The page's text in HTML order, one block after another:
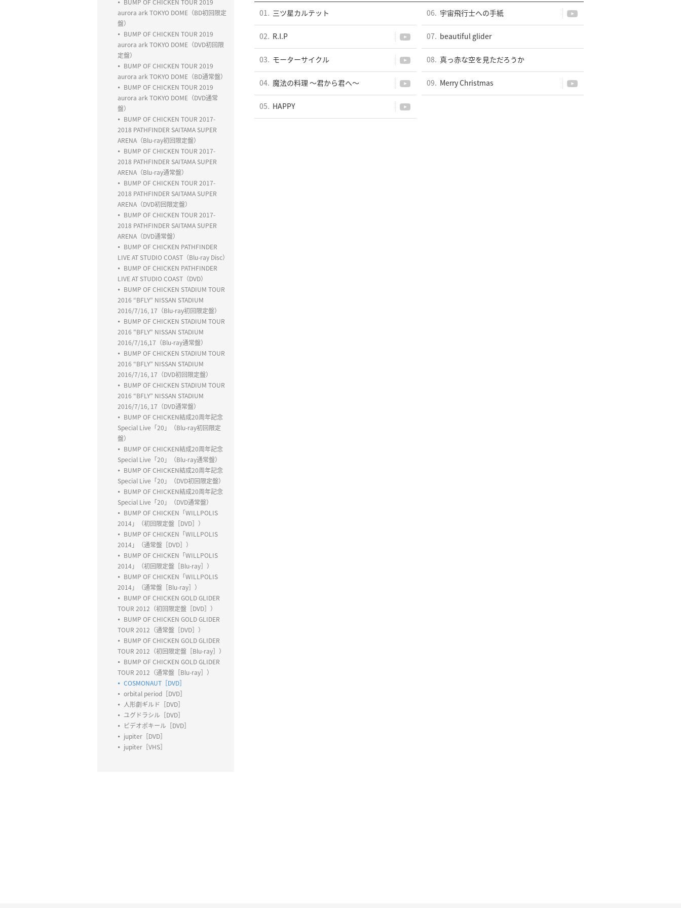
BUMP OF CHICKEN TOUR 2019
aurora ark TOKYO DOME（BD初回限定
盤）
BUMP OF CHICKEN TOUR 2019
aurora ark TOKYO DOME（DVD初回限
定盤）
BUMP OF CHICKEN TOUR 2019
aurora ark TOKYO DOME（BD通常盤）
BUMP OF CHICKEN TOUR 2019
aurora ark TOKYO DOME（DVD通常
盤）
BUMP OF CHICKEN TOUR 2017-
2018 PATHFINDER SAITAMA SUPER
ARENA（Blu-ray初回限定盤）
BUMP OF CHICKEN TOUR 2017-
2018 PATHFINDER SAITAMA SUPER
ARENA（Blu-ray通常盤）
BUMP OF CHICKEN TOUR 2017-
2018 PATHFINDER SAITAMA SUPER
ARENA（DVD初回限定盤）
BUMP OF CHICKEN TOUR 2017-
2018 PATHFINDER SAITAMA SUPER
ARENA（DVD通常盤）
BUMP OF CHICKEN PATHFINDER
LIVE AT STUDIO COAST（Blu-ray Disc）
BUMP OF CHICKEN PATHFINDER
LIVE AT STUDIO COAST（DVD）
BUMP OF CHICKEN STADIUM TOUR
2016 “BFLY” NISSAN STADIUM
2016/7/16, 17（Blu-ray初回限定盤）
BUMP OF CHICKEN STADIUM TOUR
2016 "BFLY" NISSAN STADIUM
2016/7/16,17（Blu-ray通常盤）
BUMP OF CHICKEN STADIUM TOUR
2016 “BFLY” NISSAN STADIUM
2016/7/16, 17（DVD初回限定盤）
BUMP OF CHICKEN STADIUM TOUR
2016 “BFLY” NISSAN STADIUM
2016/7/16, 17（DVD通常盤）
BUMP OF CHICKEN結成20周年記念
Special Live「20」（Blu-ray初回限定
盤）
BUMP OF CHICKEN結成20周年記念
Special Live「20」（Blu-ray通常盤）
BUMP OF CHICKEN結成20周年記念
Special Live「20」（DVD初回限定盤）
BUMP OF CHICKEN結成20周年記念
Special Live「20」（DVD通常盤）
BUMP OF CHICKEN「WILLPOLIS
2014」（初回限定盤［DVD］）
BUMP OF CHICKEN「WILLPOLIS
2014」（通常盤［DVD］）
BUMP OF CHICKEN「WILLPOLIS
2014」（初回限定盤［Blu-ray］）
BUMP OF CHICKEN「WILLPOLIS
2014」（通常盤［Blu-ray］）
BUMP OF CHICKEN GOLD GLIDER
TOUR 2012（初回限定盤［DVD］）
BUMP OF CHICKEN GOLD GLIDER
TOUR 2012（通常盤［DVD］）
BUMP OF CHICKEN GOLD GLIDER
TOUR 2012（初回限定盤［Blu-ray］）
BUMP OF CHICKEN GOLD GLIDER
TOUR 2012（通常盤［Blu-ray］）
COSMONAUT［DVD］
orbital period［DVD］
人形劇ギルド［DVD］
ユグドラシル［DVD］
ビデオポキール［DVD］
jupiter［DVD］
jupiter［VHS］
01. 三ツ星カルテット
02. R.I.P
03. モーターサイクル
04. 魔法の料理 ～君から君へ～
05. HAPPY
06. 宇宙飛行士への手紙
07. beautiful glider
08. 真っ赤な空を見ただろうか
09. Merry Christmas